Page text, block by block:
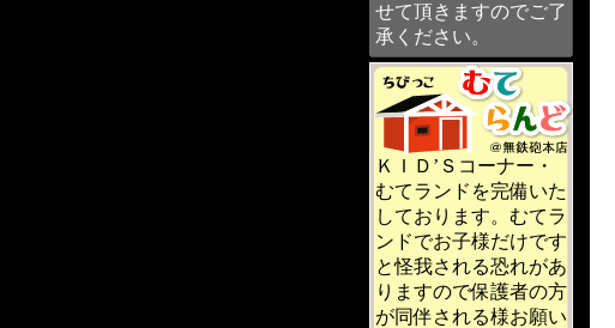
せて頂きますのでご了
承ください。
ＫＩＤ’Ｓコーナー・
むてランドを完備いた
しております。むてラ
ンドでお子様だけです
と怪我される恐れがあ
りますので保護者の方
が同伴される様お願い